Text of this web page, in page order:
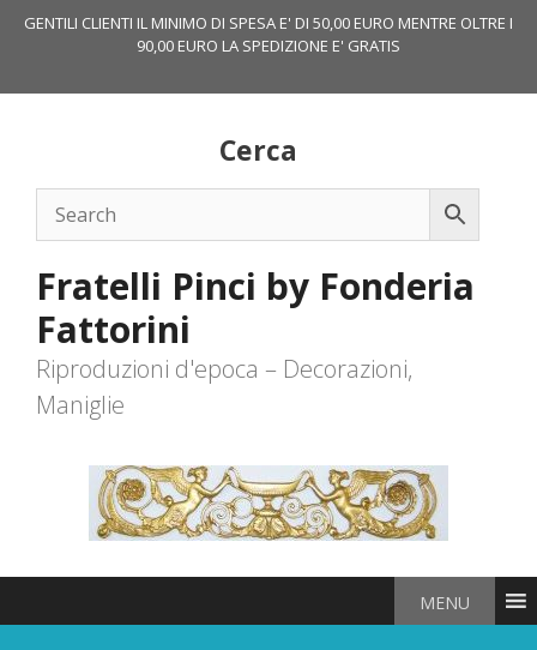
GENTILI CLIENTI IL MINIMO DI SPESA E' DI 50,00 EURO MENTRE OLTRE I
90,00 EURO LA SPEDIZIONE E' GRATIS
Cerca
Fratelli Pinci by Fonderia
Fattorini
Riproduzioni d'epoca – Decorazioni,
Maniglie
MENU